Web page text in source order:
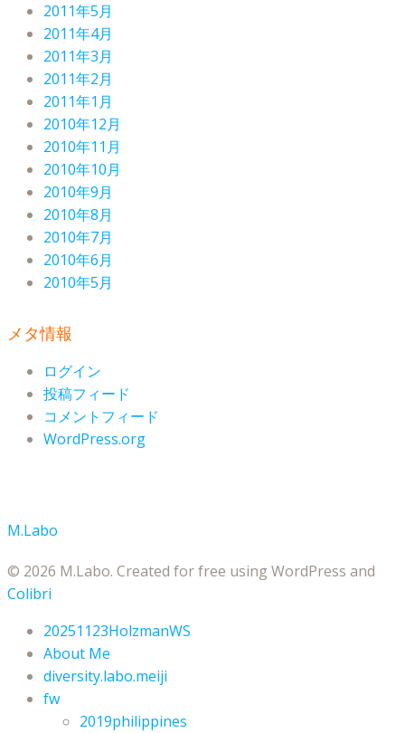
2011年5月
2011年4月
2011年3月
2011年2月
2011年1月
2010年12月
2010年11月
2010年10月
2010年9月
2010年8月
2010年7月
2010年6月
2010年5月
メタ情報
ログイン
投稿フィード
コメントフィード
WordPress.org
M.Labo
© 2026 M.Labo. Created for free using WordPress and
Colibri
20251123HolzmanWS
About Me
diversity.labo.meiji
fw
2019philippines